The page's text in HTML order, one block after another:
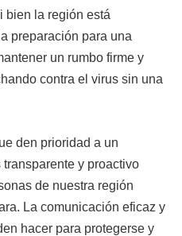
bien la región está
preparación para una
un rumbo firme y
contra el virus sin una
den prioridad a un
y proactivo
de nuestra región
La comunicación eficaz y
hacer para protegerse y